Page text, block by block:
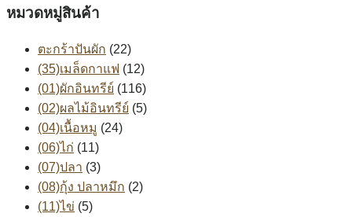
หมวดหมู่สินค้า
ตะกร้าปันผัก (22)
(35)เมล็ดกาแฟ (12)
(01)ผักอินทรีย์ (116)
(02)ผลไม้อินทรีย์ (5)
(04)เนื้อหมู (24)
(06)ไก่ (11)
(07)ปลา (3)
(08)กุ้ง ปลาหมึก (2)
(11)ไข่ (5)